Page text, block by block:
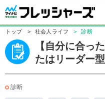
トップ > 社会人ライフ > 診断
【自分に合っ
たはリーダー
診断